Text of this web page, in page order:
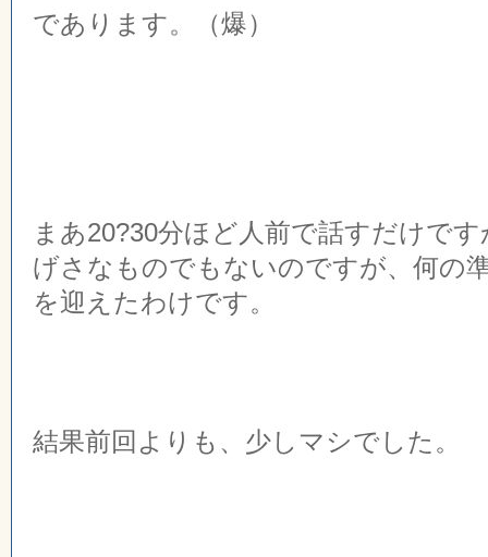
であります。（爆）
まあ20?30分ほど人前で話すだけで
げさなものでもないのですが、何の
を迎えたわけです。
結果前回よりも、少しマシでした。